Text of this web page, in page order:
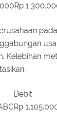
Rp
Kelebihan
Debit
Rp